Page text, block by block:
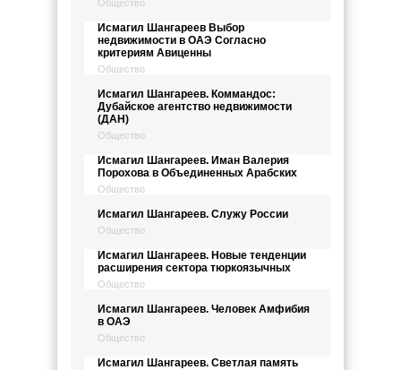
Общество
Исмагил Шангареев Выбор
недвижимости в ОАЭ Согласно
критериям Авиценны
Общество
Исмагил Шангареев. Коммандос:
Дубайское агентство недвижимости
(ДАН)
Общество
Исмагил Шангареев. Иман Валерия
Порохова в Объединенных Арабских
Общество
Исмагил Шангареев. Служу России
Общество
Исмагил Шангареев. Новые тенденции
расширения сектора тюркоязычных
Общество
Исмагил Шангареев. Человек Амфибия
в ОАЭ
Общество
Исмагил Шангареев. Светлая память